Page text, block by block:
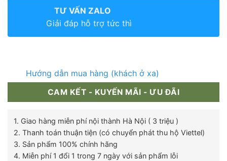
TƯ VẤN ZALO
Giải đáp hỗ trợ tức thì
Hướng dẫn mua hàng (khách ở xa)
CAM KẾT - KUYẾN MÃI - ƯU ĐÃI
1. Giao hàng miễn phí nội thành Hà Nội ( 3 triệu )
2. Thanh toán thuận tiện (có chuyển phát thu hộ Viettel)
3. Sản phẩm 100% chính hãng
4. Miễn phí 1 đổi 1 trong 7 ngày với sản phẩm lỗi